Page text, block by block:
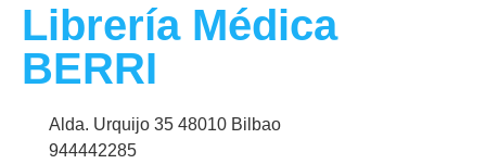
Librería Médica
BERRI
Alda. Urquijo 35 48010 Bilbao
944442285